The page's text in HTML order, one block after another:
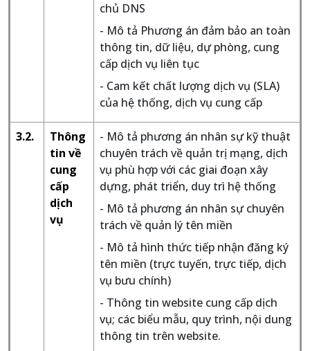
chủ DNS
- Mô tả Phương án đảm bảo an toàn
thông tin, dữ liệu, dự phòng, cung
cấp dịch vụ liên tục
- Cam kết chất lượng dịch vụ (SLA)
của hệ thống, dịch vụ cung cấp
3.2.
Thông
tin về
cung
cấp
dịch
vụ
- Mô tả phương án nhân sự kỹ thuật
chuyên trách về quản trị mạng, dịch
vụ phù hợp với các giai đoạn xây
dựng, phát triển, duy trì hệ thống
- Mô tả phương án nhân sự chuyên
trách về quản lý tên miền
- Mô tả hình thức tiếp nhận đăng ký
tên miền (trực tuyến, trực tiếp, dịch
vụ bưu chính)
- Thông tin website cung cấp dịch
vụ; các biểu mẫu, quy trình, nội dung
thông tin trên website.